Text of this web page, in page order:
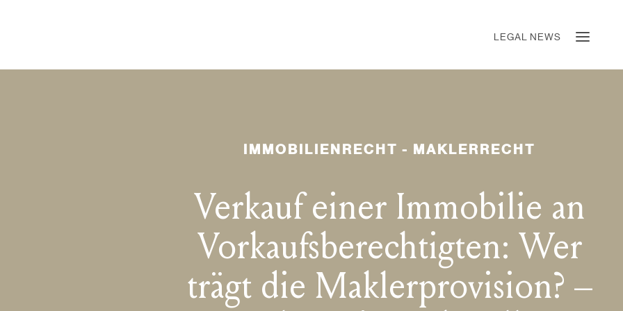
LEGAL NEWS
IMMOBILIENRECHT - MAKLERRECHT
Verkauf einer Immobilie an
Vorkaufsberechtigten: Wer
trägt die Maklerprovision? –